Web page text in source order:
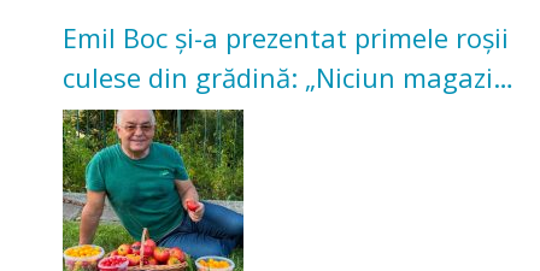
Emil Boc și-a prezentat primele roșii
culese din grădină: „Niciun magazin
nu poate oferi această satisfacție”